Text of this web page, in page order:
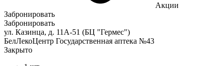
Акции
Забронировать
Забронировать
ул. Казинца, д. 11А-51 (БЦ "Гермес")
БелЛекоЦентр Государственная аптека №43
Закрыто